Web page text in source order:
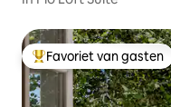
Topfavoriet van gasten
Favoriet van gasten